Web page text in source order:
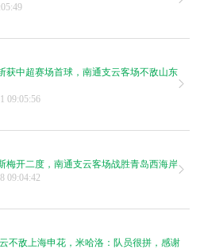
获中超赛场首球，南通支云客场不敌山东
09:05:56
梅开二度，南通支云客场战胜青岛西海岸
09:04:42
不敌上海申花，米哈洛：队员很拼，感谢